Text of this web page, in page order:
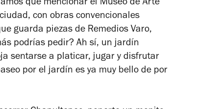
que mencionar el Museo de Arte
con obras convencionales
guarda piezas de Remedios Varo,
podrías pedir? Ah sí, un jardín
sentarse a platicar, jugar y disfrutar
por el jardín es ya muy bello de por